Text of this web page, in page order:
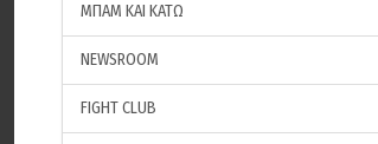
ΜΠΑΜ ΚΑΙ ΚΑΤΩ
NEWSROOM
FIGHT CLUB